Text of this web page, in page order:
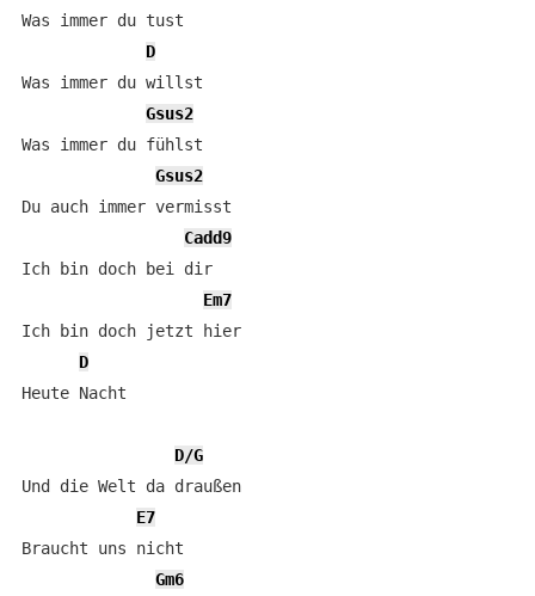
Was immer du tust
D
Was immer du willst
Gsus2
Was immer du fühlst
Gsus2
Du auch immer vermisst
Cadd9
Ich bin doch bei dir
Em7
Ich bin doch jetzt hier
D
Heute Nacht
D/G
Und die Welt da draußen
E7
Braucht uns nicht
Gm6